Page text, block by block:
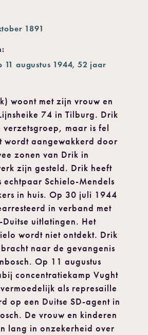
1891
11 augustus 1944, 52 jaar
woont met zijn vrouw en
74 in Tilburg. Drik
verzetsgroep, maar is fel
wordt aangewakkerd door
zonen van Drik in
zijn gesteld. Drik heeft
echtpaar Schielo-Mendels
in huis. Op 30 juli 1944
in verband met
uitlatingen. Het
wordt niet ontdekt. Drik
naar de gevangenis
Op 11 augustus
concentratiekamp Vught
als represaille
op een Duitse SD-agent in
De vrouw en kinderen
lang in onzekerheid over